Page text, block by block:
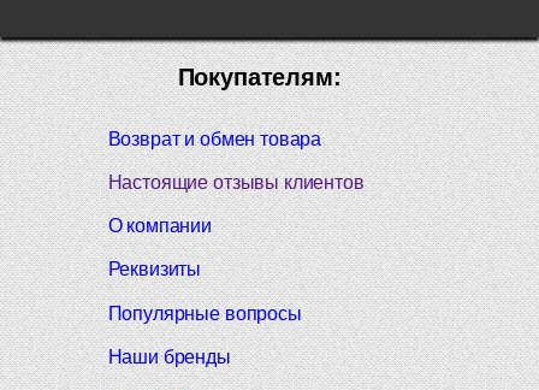
Покупателям:
Возврат и обмен товара
Настоящие отзывы клиентов
О компании
Реквизиты
Популярные вопросы
Наши бренды